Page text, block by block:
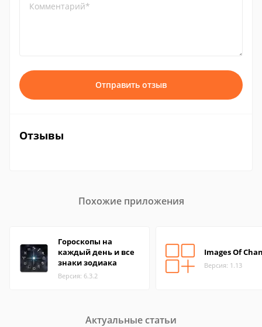
Комментарий*
Отправить отзыв
Отзывы
Похожие приложения
Гороскопы на
каждый день и все
знаки зодиака
Версия: 6.3.2
Images Of
Версия: 1.13
Актуальные статьи